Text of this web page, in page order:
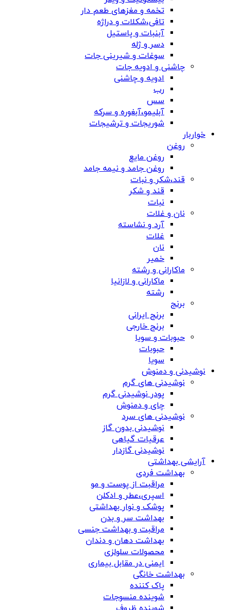
تخمه و مغزهای طعم دار
تافی،شکلات و دراژه
آبنبات و پاستیل
دسر و ژله
سوغات و شیرینی جات
چاشنی و ادویه جات
ادویه و چاشنی
رب
سس
آبلیمو،آبغوره و سرکه
شوریجات و ترشیجات
خواربار
روغن
روغن مایع
روغن جامد و نیمه جامد
قند،شکر و نبات
قند و شکر
نبات
نان و غلات
آرد و نشاسته
غلات
نان
خمیر
ماکارانی و رشته
ماکارانی و لازانیا
رشته
برنج
برنج ایرانی
برنج خارجی
حبوبات و سویا
حبوبات
سویا
نوشیدنی و دمنوش
نوشیدنی های گرم
پودر نوشیدنی گرم
چای و دمنوش
نوشیدنی های سرد
نوشیدنی بدون گاز
عرقیات گیاهی
نوشیدنی گازدار
آرایشی بهداشتی
بهداشت فردی
مراقبت از پوست و مو
اسپری،عطر و ادکلن
پوشک و نوار بهداشتی
بهداشت سر و بدن
مراقبت و بهداشت جنسی
بهداشت دهان و دندان
محصولات سلولزی
ایمنی در مقابل بیماری
بهداشت خانگی
پاک کننده
شوینده منسوجات